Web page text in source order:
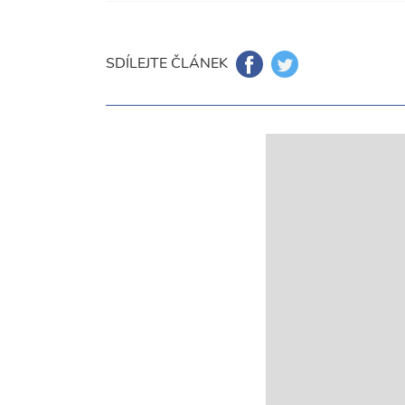
SDÍLEJTE ČLÁNEK